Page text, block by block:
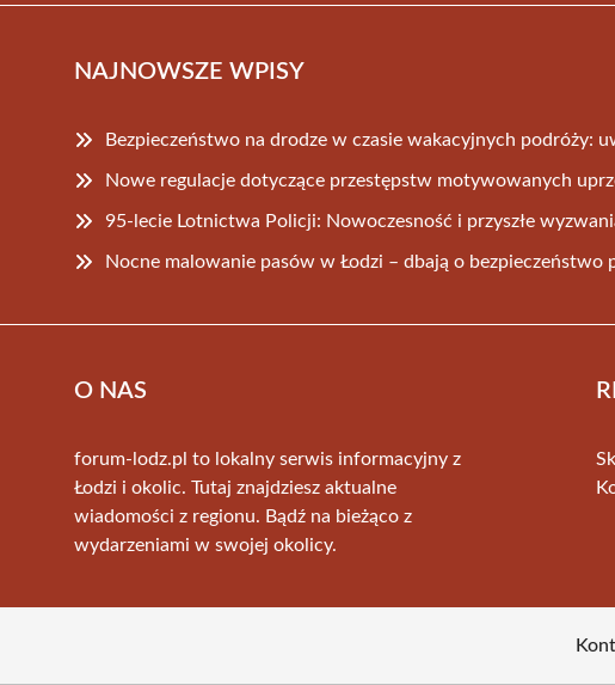
NAJNOWSZE WPISY
Bezpieczeństwo na drodze w czasie wakacyjnych podróży:
Nowe regulacje dotyczące przestępstw motywowanych
95-lecie Lotnictwa Policji: Nowoczesność i przyszłe
Nocne malowanie pasów w Łodzi – dbają o bezpieczeństwo
O NAS
forum-lodz.pl to lokalny serwis informacyjny z
Łodzi i okolic. Tutaj znajdziesz aktualne
wiadomości z regionu. Bądź na bieżąco z
wydarzeniami w swojej okolicy.